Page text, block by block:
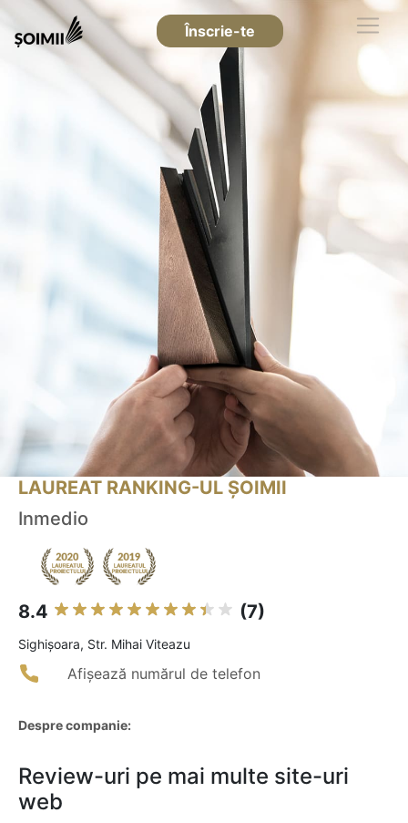
Înscrie-te
LAUREAT RANKING-UL ȘOIMII
Inmedio
8.4 (7)
Sighişoara, Str. Mihai Viteazu
Afișează numărul de telefon
Despre companie:
Review-uri pe mai multe site-uri
web